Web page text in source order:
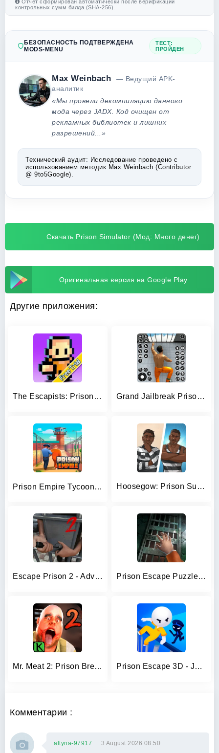
Отчет сформирован автоматически после верификации
контрольных сумм билда (SHA-256).
БЕЗОПАСНОСТЬ ПОДТВЕРЖДЕНА
MODS-MENU
ТЕСТ:
ПРОЙДЕН
Max Weinbach
— Ведущий APK-
аналитик
«Мы провели декомпиляцию данного
мода через JADX. Код очищен от
рекламных библиотек и лишних
разрешений...»
Технический аудит: Исследование проведено с
использованием методик Max Weinbach (Contributor
@ 9to5Google).
Скачать Prison Simulator (Мод: Много денег)
Оригинальная версия на Google Play
Другие приложения:
The Escapists: Prison Escape – Grand Jailbreak Prison Escape
Prison Empire Tycoon－Idle Game Hoosegow: Prison Survival
Escape Prison 2 - Adventure Prison Escape Puzzle Adventure
Mr. Meat 2: Prison Break Prison Escape 3D - Jailbreak
Комментарии :
altyna-97917 3 August 2026 08:50